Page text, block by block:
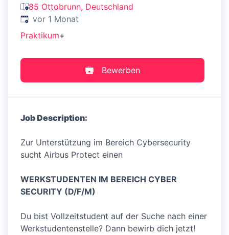
85 Ottobrunn, Deutschland
Veröffentlicht:
vor 1 Monat
Praktikum+
Bewerben
Job Description:
Zur Unterstützung im Bereich Cybersecurity
sucht Airbus Protect einen
WERKSTUDENTEN IM BEREICH CYBER
SECURITY (D/F/M)
Du bist Vollzeitstudent auf der Suche nach einer
Werkstudentenstelle? Dann bewirb dich jetzt!